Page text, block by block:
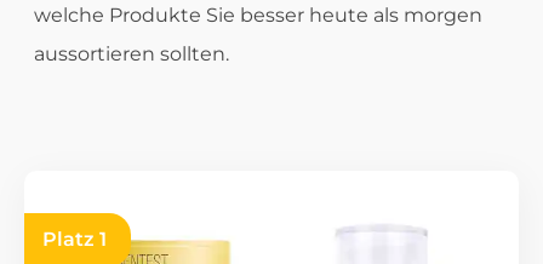
welche Produkte Sie besser heute als morgen
aussortieren sollten.
Platz 1